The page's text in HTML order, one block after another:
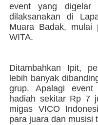
event yang
dilaksanakan di
Muara Badak, mulai
WITA.
Ditambahkan Ipit,
lebih banyak
grup. Apalagi
hadiah sekitar Rp 7
migas VICO
para juara dan musisi